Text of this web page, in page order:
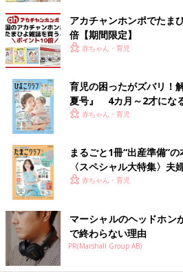
アカチャンホンポでたま
倍【期間限定】
赤ちゃん・育児
育児の困ったがズバリ！
夏号』 4カ月～2才にな
いっぱい！
赤ちゃん・育児
まるごと1冊“出産準備”
〈スペシャル大特集〉
赤ちゃん・育児
マーシャルのヘッドホン
で終わらない理由
PR(Marshall Group AB)